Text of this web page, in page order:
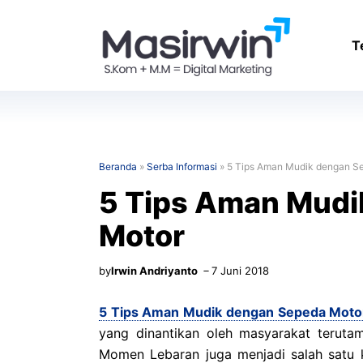
Beranda » Serba Informasi » 5 Tips Aman Mudik dengan
5 Tips Aman
Motor
byIrwin Andriyanto 7 Juni 2018
5 Tips Aman Mudik dengan Sepeda
yang dinantikan oleh masyarakat
Momen Lebaran juga menjadi salah